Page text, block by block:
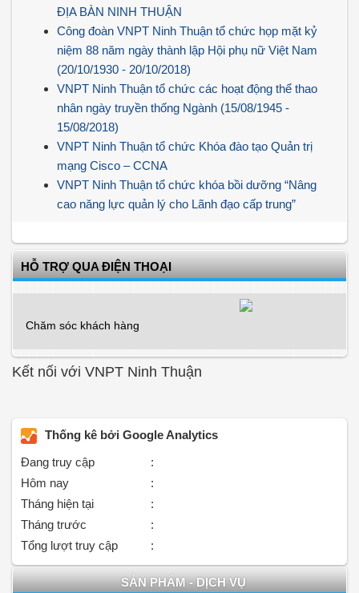
ĐỊA BÀN NINH THUẬN
Công đoàn VNPT Ninh Thuận tổ chức họp mặt kỷ
niệm 88 năm ngày thành lập Hội phụ nữ Việt Nam
(20/10/1930 - 20/10/2018)
VNPT Ninh Thuận tổ chức các hoạt động thể thao
nhân ngày truyền thống Ngành (15/08/1945 -
15/08/2018)
VNPT Ninh Thuận tổ chức Khóa đào tạo Quản trị
mạng Cisco – CCNA
VNPT Ninh Thuận tổ chức khóa bồi dưỡng “Nâng
cao năng lực quản lý cho Lãnh đạo cấp trung”
HỖ TRỢ QUA ĐIỆN THOẠI
Chăm sóc khách hàng
Kết nối với VNPT Ninh Thuận
Thống kê bởi Google Analytics
Đang truy cập
:
Hôm nay
:
Tháng hiện tại
:
Tháng trước
:
Tổng lượt truy cập
:
SẢN PHẨM - DỊCH VỤ